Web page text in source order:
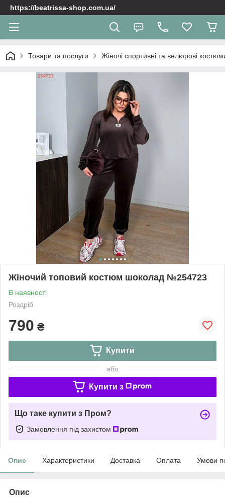
https://beatrissa-shop.com.ua/
Товари та послуги Жіночі спортивні та велюрoві
Жіночий топовий костюм шоколад №254723
В наявності
Роздріб
790 ₴
Купити
або
Купити з
Що таке купити з Пром?
Замовлення під захистом
Опис Характеристики Доставка Оплата Умови
Опис